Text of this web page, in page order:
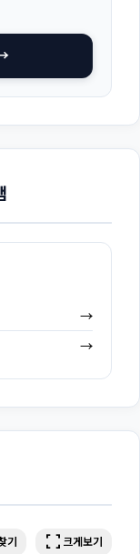
→
→
기 fullscreen 크게보기